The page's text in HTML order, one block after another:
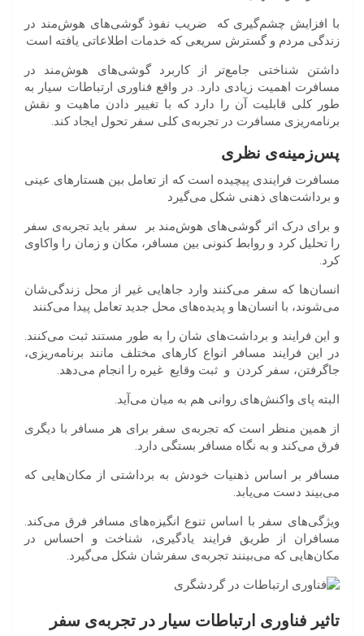
با افزایش چشم‌گیری که ضریب نفوذ گوشی‌های هوش‌مند در
زندگی مردم و گسترش سریعی که خدمات اطلاعاتی یافته است
داشتن شناختی جامع‌تر از کاربرد گوشی‌های هوش‌مند در
مسافرت اهمیت زیادی دارد. در واقع فناوری ارتباطات سیار به
طور کلی قابلیت آن را دارد که با تغییر دادن ماهیت و نقش
برنامه‌ریزی مسافرت در تجربه‌ی کلی سفر تحول ایجاد کند.
پس‌زمینه‌ی نظری
مسافرت فرایندی پیچیده است که از تعامل بین هستارهای عینی
و برداشت‌های ذهنی شکل می‌گیرد
و برای درک اثر گوشی‌های هوش‌مند بر سفر باید تجربه‌ی سفر
را تحلیل کرد و روابط کنونی بین مسافر، مکان و زمان را واکاوی
کرد.
انسان‌ها که سفر می‌کنند وارد جاهایی غیر از محل زندگی‌شان
می‌شوند، با انسان‌ها و پدیده‌های محل جدید تعامل پیدا می‌کنند
و این فرایند و برداشت‌‌های شان را به طور مستند ثبت می‌کنند.
در این فرایند مسافر انواع کارهای مختلف مانند برنامه‌ریزی،
جاگرفتن، سفر کردن و ثبت وقایع غیره را انجام می‌دهد.
البته پای واکنش‌های روانی هم به میان می‌آید.
از همین منظر است که تجربه‌ی سفر برای هر مسافر با دیگری
فرق می‌کند و به نگاه مسافر بستگی دارد.
مسافر بر اساس ذهنیات خودش به برداشتی از مکان‌هایی که
می‌بیند دست می‌یابد.
ویژگی‌های سفر با اساس تنوع انگیزه‌های مسافر فرق می‌کند.
مسافران از طریق فرایند یادگیری، شناخت و احساس در
مکان‌هایی که می‌بینند تجربه‌ی سفرشان شکل می‌گیرد.
تاثیر فناوری ارتباطات سیار در تجربه‌ی سفر